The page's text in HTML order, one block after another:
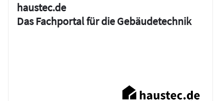
haustec.de
Das Fachportal für die Gebäudetechnik